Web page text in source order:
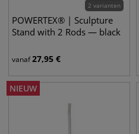
2 varianten
POWERTEX® | Sculpture
Stand with 2 Rods — black
vanaf27,95 €
NIEUW